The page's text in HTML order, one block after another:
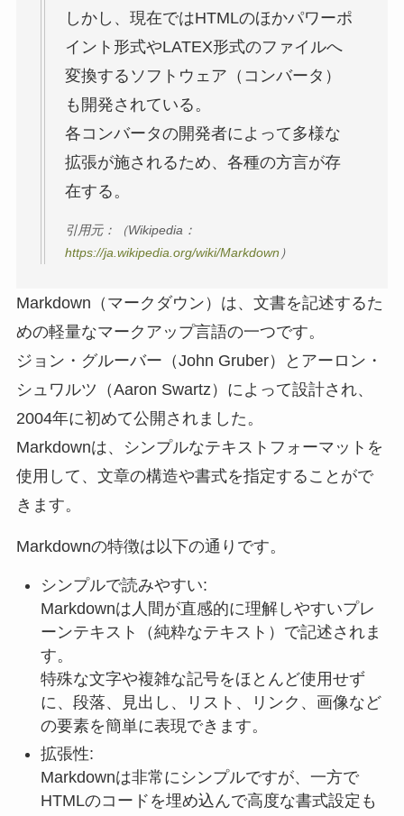
しかし、現在ではHTMLのほかパワーポ
イント形式やLATEX形式のファイルへ
変換するソフトウェア（コンバータ）
も開発されている。
各コンバータの開発者によって多様な
拡張が施されるため、各種の方言が存
在する。
引用元：（Wikipedia：
https://ja.wikipedia.org/wiki/Markdown ）
Markdown（マークダウン）は、文書を記述するた
めの軽量なマークアップ言語の一つです。
ジョン・グルーバー（John Gruber）とアーロン・
シュワルツ（Aaron Swartz）によって設計され、
2004年に初めて公開されました。
Markdownは、シンプルなテキストフォーマットを
使用して、文章の構造や書式を指定することがで
きます。
Markdownの特徴は以下の通りです。
シンプルで読みやすい:
Markdownは人間が直感的に理解しやすいプレ
ーンテキスト（純粋なテキスト）で記述されま
す。
特殊な文字や複雑な記号をほとんど使用せず
に、段落、見出し、リスト、リンク、画像など
の要素を簡単に表現できます。
拡張性:
Markdownは非常にシンプルですが、一方で
HTMLのコードを埋め込んで高度な書式設定も